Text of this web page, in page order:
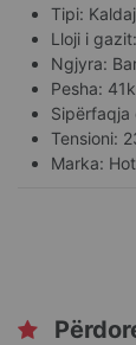
Tipi:
Lloji i
Ngjyra:
Pesha:
Sipërfaqja
Tensioni:
Marka: